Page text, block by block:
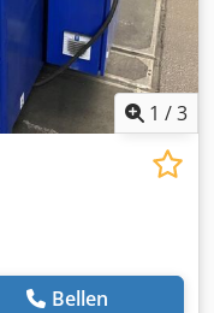
1 /3
Bellen